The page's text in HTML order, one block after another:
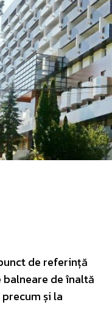
de referință
de înaltă
și la